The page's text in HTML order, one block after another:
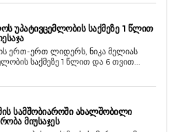
ᲣᲞᲐᲢᲘᲕᲪᲔᲛᲚᲝᲑᲘᲡ ᲡᲐᲥᲛᲔᲖᲔ 1 ᲬᲚᲘᲗ
ერთ-ერთ ლიდერს, ნიკა მელიას
საქმეზე 1 წლით და 6 თვით...
ᲡᲐᲛᲨᲝᲑᲘᲐᲠᲝᲨᲘ ᲐᲮᲐᲚᲨᲝᲑᲘᲚᲘ
ᲛᲘᲣᲡᲐᲯᲔᲡ